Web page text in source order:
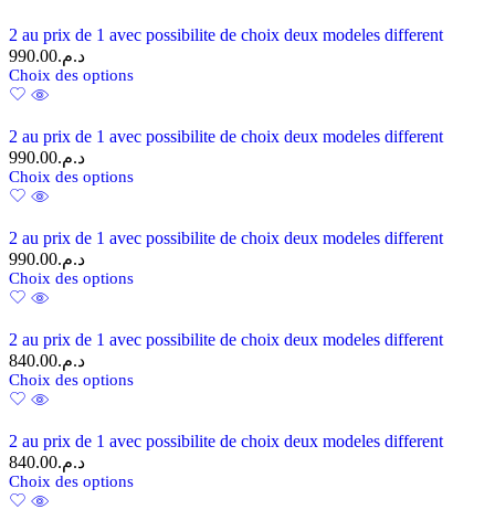
2 au prix de 1 avec possibilite de choix deux modeles different
د.م.990.00
Choix des options
2 au prix de 1 avec possibilite de choix deux modeles different
د.م.990.00
Choix des options
2 au prix de 1 avec possibilite de choix deux modeles different
د.م.990.00
Choix des options
2 au prix de 1 avec possibilite de choix deux modeles different
د.م.840.00
Choix des options
2 au prix de 1 avec possibilite de choix deux modeles different
د.م.840.00
Choix des options